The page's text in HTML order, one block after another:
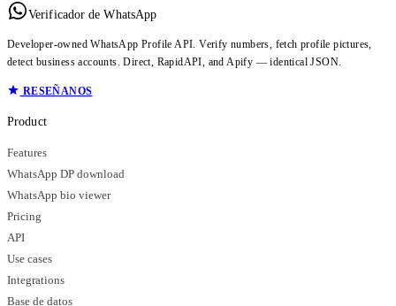
Verificador de WhatsApp
Developer-owned WhatsApp Profile API. Verify numbers, fetch profile pictures,
detect business accounts. Direct, RapidAPI, and Apify — identical JSON.
RESEÑANOS
Product
Features
WhatsApp DP download
WhatsApp bio viewer
Pricing
API
Use cases
Integrations
Base de datos